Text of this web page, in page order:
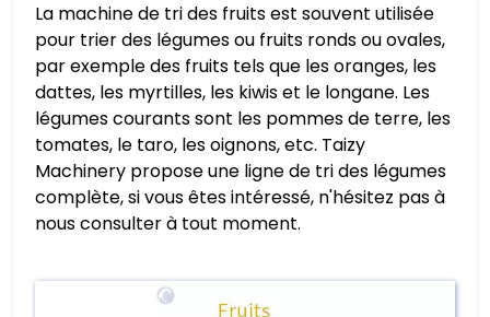
La machine de tri des fruits est souvent utilisée
pour trier des légumes ou fruits ronds ou ovales,
par exemple des fruits tels que les oranges, les
dattes, les myrtilles, les kiwis et le longane. Les
légumes courants sont les pommes de terre, les
tomates, le taro, les oignons, etc. Taizy
Machinery propose une ligne de tri des légumes
complète, si vous êtes intéressé, n'hésitez pas à
nous consulter à tout moment.